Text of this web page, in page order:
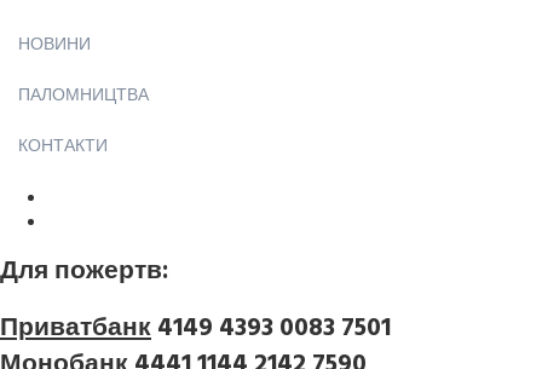
НОВИНИ
ПАЛОМНИЦТВА
КОНТАКТИ
Для пожертв:
Приватбанк4149 4393 0083 7501